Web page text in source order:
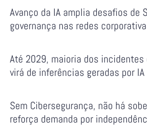
Avanço da IA amplia desafios de
governança nas redes
Até 2029, maioria dos incidentes
virá de inferências geradas por IA
Sem Cibersegurança, não há
reforça demanda por